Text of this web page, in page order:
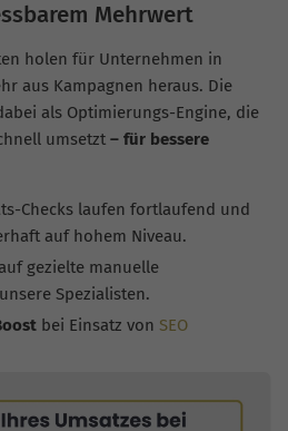
Mehrwert
holen für Unternehmen in
aus Kampagnen heraus. Die
als Optimierungs-Engine, die
umsetzt – für bessere
Checks laufen fortlaufend und
auf hohem Niveau.
gezielte manuelle
Spezialisten.
bei Einsatz von SEO